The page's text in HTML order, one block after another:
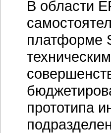
В области
платформе
прототипа